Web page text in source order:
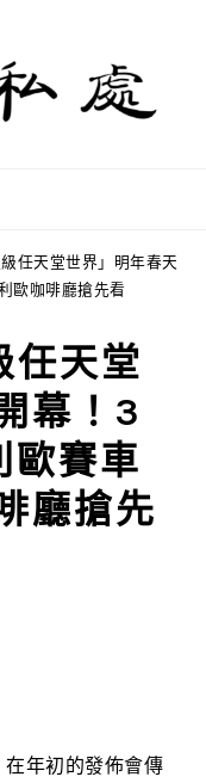
任天堂世界」明年春天
歐咖啡廳搶先看
任天堂
幕！3
歐賽車
廳搶先
年初的發佈會傳